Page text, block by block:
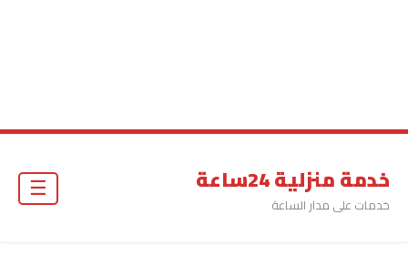
خدمة منزلية 24ساعة
خدمات على مدار الساعة
☰